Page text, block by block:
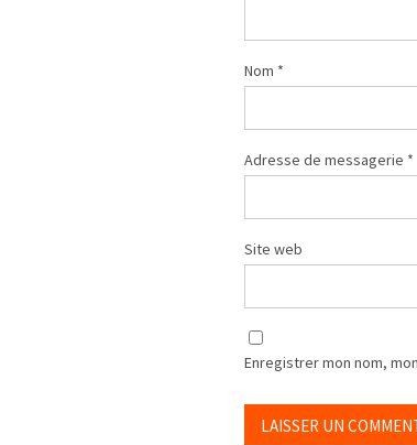
Nom *
Adresse de messagerie *
Site web
Enregistrer mon nom,